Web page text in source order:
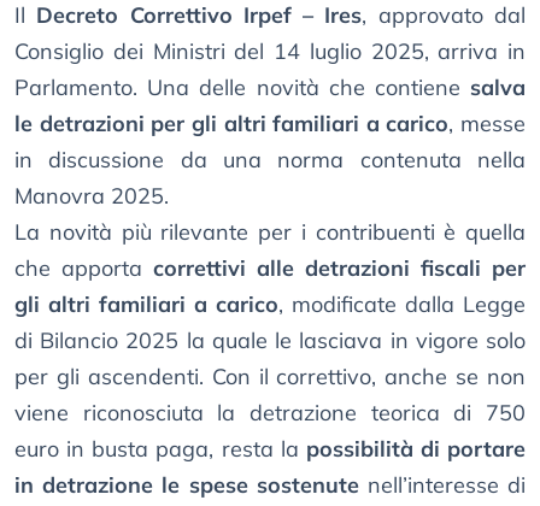
Il Decreto Correttivo Irpef – Ires, approvato dal
Consiglio dei Ministri del 14 luglio 2025, arriva in
Parlamento. Una delle novità che contiene salva
le detrazioni per gli altri familiari a carico, messe
in discussione da una norma contenuta nella
Manovra 2025.
La novità più rilevante per i contribuenti è quella
che apporta correttivi alle detrazioni fiscali per
gli altri familiari a carico, modificate dalla Legge
di Bilancio 2025 la quale le lasciava in vigore solo
per gli ascendenti. Con il correttivo, anche se non
viene riconosciuta la detrazione teorica di 750
euro in busta paga, resta la possibilità di portare
in detrazione le spese sostenutenell’interesse di